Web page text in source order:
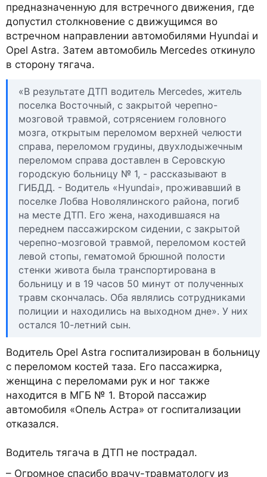
предназначенную для встречного движения, где
допустил столкновение с движущимся во
встречном направлении автомобилями Hyundai и
Opel Astra. Затем автомобиль Mercedes откинуло
в сторону тягача.
«В результате ДТП водитель Mercedes, житель
поселка Восточный, с закрытой черепно-
мозговой травмой, сотрясением головного
мозга, открытым переломом верхней челюсти
справа, переломом грудины, двухлодыжечным
переломом справа доставлен в Серовскую
городскую больницу № 1, - рассказывают в
ГИБДД. - Водитель «Hyundai», проживавший в
поселке Лобва Новолялинского района, погиб
на месте ДТП. Его жена, находившаяся на
переднем пассажирском сидении, с закрытой
черепно-мозговой травмой, переломом костей
левой стопы, гематомой брюшной полости
стенки живота была транспортирована в
больницу и в 19 часов 50 минут от полученных
травм скончалась. Оба являлись сотрудниками
полиции и находились на выходном дне». У них
остался 10-летний сын.
Водитель Opel Astra госпитализирован в больницу
с переломом костей таза. Его пассажирка,
женщина с переломами рук и ног также
находится в МГБ № 1. Второй пассажир
автомобиля «Опель Астра» от госпитализации
отказался.
Водитель тягача в ДТП не пострадал.
– Огромное спасибо врачу-травматологу из